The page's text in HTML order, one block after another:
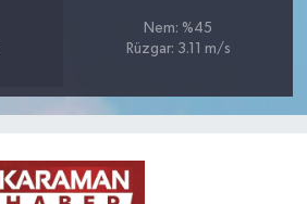
Nem: %45
Rüzgar: 3.11 m/s